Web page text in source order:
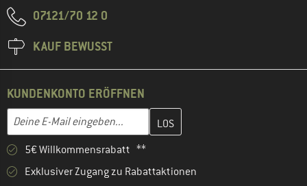
07121/70 12 0
KAUF BEWUSST
KUNDENKONTO ERÖFFNEN
Deine E-Mail eingeben...
Gib hier deine E-Mail-Adresse ein und erstelle im nächsten
5€ Willkommensrabatt **
Exklusiver Zugang zu Rabattaktionen